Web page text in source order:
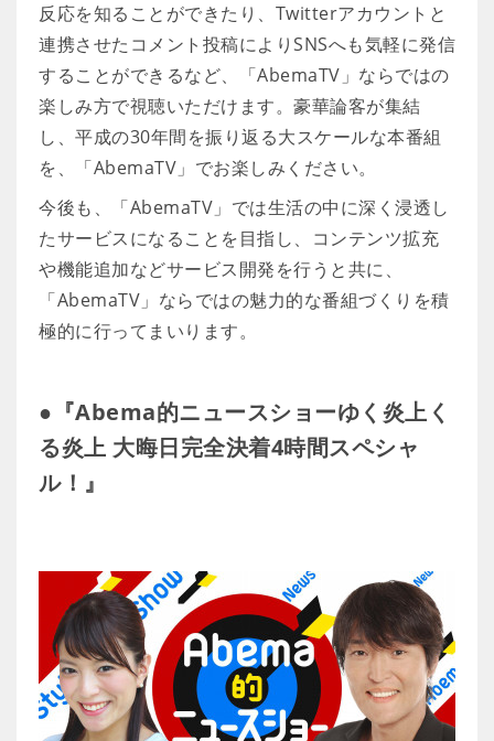
反応を知ることができたり、Twitterアカウントと
連携させたコメント投稿によりSNSへも気軽に発信
することができるなど、「AbemaTV」ならではの
楽しみ方で視聴いただけます。豪華論客が集結
し、平成の30年間を振り返る大スケールな本番組
を、「AbemaTV」でお楽しみください。
今後も、「AbemaTV」では生活の中に深く浸透し
たサービスになることを目指し、コンテンツ拡充
や機能追加などサービス開発を行うと共に、
「AbemaTV」ならではの魅力的な番組づくりを積
極的に行ってまいります。
●『Abema的ニュースショーゆく炎上く
る炎上 大晦日完全決着4時間スペシャ
ル！』